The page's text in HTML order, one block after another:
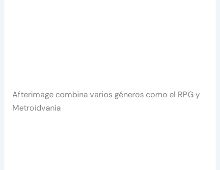
Afterimage combina varios géneros como el RPG y
Metroidvania